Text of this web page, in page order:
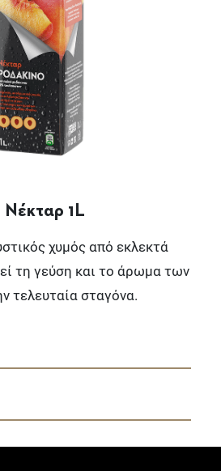
Νέκταρ 1L
χυμός από εκλεκτά
τη γεύση και το άρωμα των
τελευταία σταγόνα.